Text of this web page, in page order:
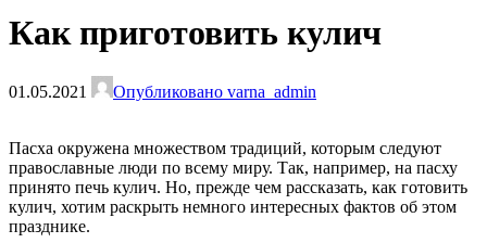
Как приготовить кулич
01.05.2021 Опубликовано varna_admin
Пасха окружена множеством традиций, которым следуют
православные люди по всему миру. Так, например, на пасху
принято печь кулич. Но, прежде чем рассказать, как готовить
кулич, хотим раскрыть немного интересных фактов об этом
празднике.